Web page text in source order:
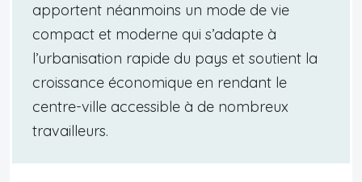
apportent néanmoins un mode de vie
compact et moderne qui s’adapte à
l’urbanisation rapide du pays et soutient la
croissance économique en rendant le
centre-ville accessible à de nombreux
travailleurs.